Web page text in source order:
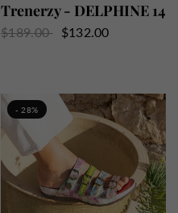
Trenerzy - DELPHINE 14
$189.00 $132.00
- 28%